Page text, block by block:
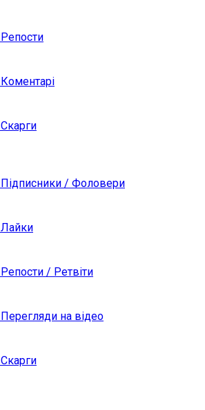
Репости
Коментарі
Скарги
Підписники / Фоловери
Лайки
Репости / Ретвіти
Перегляди на відео
Скарги